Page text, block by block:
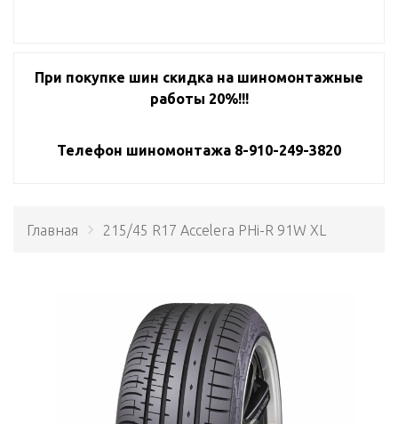
При покупке шин скидка на шиномонтажные
работы 20%!!!
Телефон шиномонтажа 8-910-249-3820
Главная 215/45 R17 Accelera PHi-R 91W XL